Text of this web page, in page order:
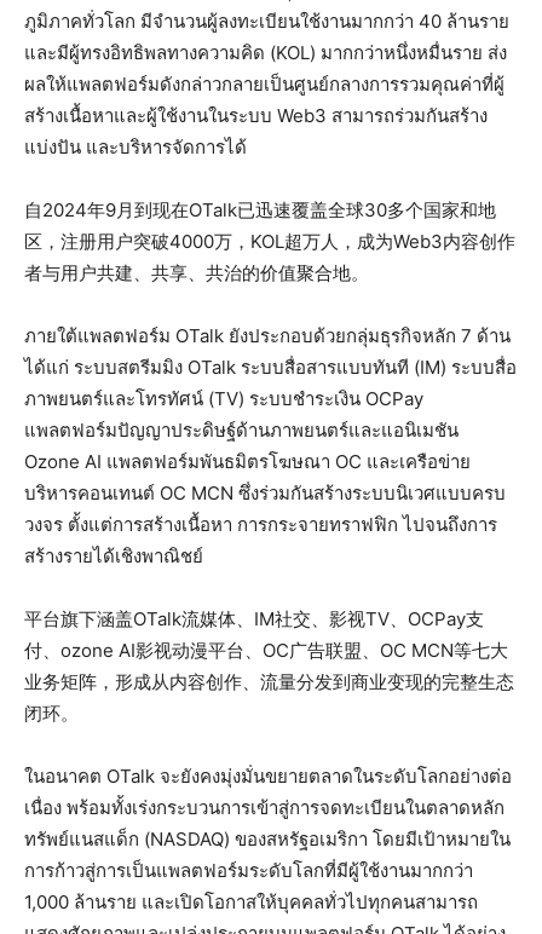
ภูมิภาคทั่วโลก มีจำนวนผู้ลงทะเบียนใช้งานมากกว่า 40 ล้านราย
และมีผู้ทรงอิทธิพลทางความคิด (KOL) มากกว่าหนึ่งหมื่นราย ส่ง
ผลให้แพลตฟอร์มดังกล่าวกลายเป็นศูนย์กลางการรวมคุณค่าที่ผู้
สร้างเนื้อหาและผู้ใช้งานในระบบ Web3 สามารถร่วมกันสร้าง
แบ่งปัน และบริหารจัดการได้
自2024年9月到现在OTalk已迅速覆盖全球30多个国家和地
区，注册用户突破4000万，KOL超万人，成为Web3内容创作
者与用户共建、共享、共治的价值聚合地。
ภายใต้แพลตฟอร์ม OTalk ยังประกอบด้วยกลุ่มธุรกิจหลัก 7 ด้าน
ได้แก่ ระบบสตรีมมิง OTalk ระบบสื่อสารแบบทันที (IM) ระบบสื่อ
ภาพยนตร์และโทรทัศน์ (TV) ระบบชำระเงิน OCPay
แพลตฟอร์มปัญญาประดิษฐ์ด้านภาพยนตร์และแอนิเมชัน
Ozone AI แพลตฟอร์มพันธมิตรโฆษณา OC และเครือข่าย
บริหารคอนเทนต์ OC MCN ซึ่งร่วมกันสร้างระบบนิเวศแบบครบ
วงจร ตั้งแต่การสร้างเนื้อหา การกระจายทราฟฟิก ไปจนถึงการ
สร้างรายได้เชิงพาณิชย์
平台旗下涵盖OTalk流媒体、IM社交、影视TV、OCPay支
付、ozone AI影视动漫平台、OC广告联盟、OC MCN等七大
业务矩阵，形成从内容创作、流量分发到商业变现的完整生态
闭环。
ในอนาคต OTalk จะยังคงมุ่งมั่นขยายตลาดในระดับโลกอย่างต่อ
เนื่อง พร้อมทั้งเร่งกระบวนการเข้าสู่การจดทะเบียนในตลาดหลัก
ทรัพย์แนสแด็ก (NASDAQ) ของสหรัฐอเมริกา โดยมีเป้าหมายใน
การก้าวสู่การเป็นแพลตฟอร์มระดับโลกที่มีผู้ใช้งานมากกว่า
1,000 ล้านราย และเปิดโอกาสให้บุคคลทั่วไปทุกคนสามารถ